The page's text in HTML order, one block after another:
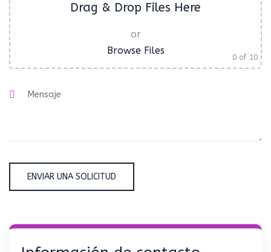
Drag & Drop Files Here
or
Browse Files
0 of 10